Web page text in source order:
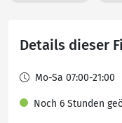
Details dieser
Mo-Sa 07:00-21:00
Noch 6 Stunden